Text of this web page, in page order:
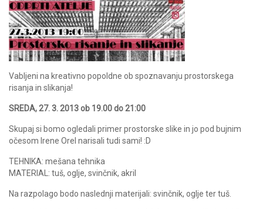
Vabljeni na kreativno popoldne ob spoznavanju prostorskega
risanja in slikanja!
SREDA, 27. 3. 2013 ob 19.00 do 21:00
Skupaj si bomo ogledali primer prostorske slike in jo pod bujnim
očesom Irene Orel narisali tudi sami! :D
TEHNIKA: mešana tehnika
MATERIAL: tuš, oglje, svinčnik, akril
Na razpolago bodo naslednji materijali: svinčnik, oglje ter tuš.